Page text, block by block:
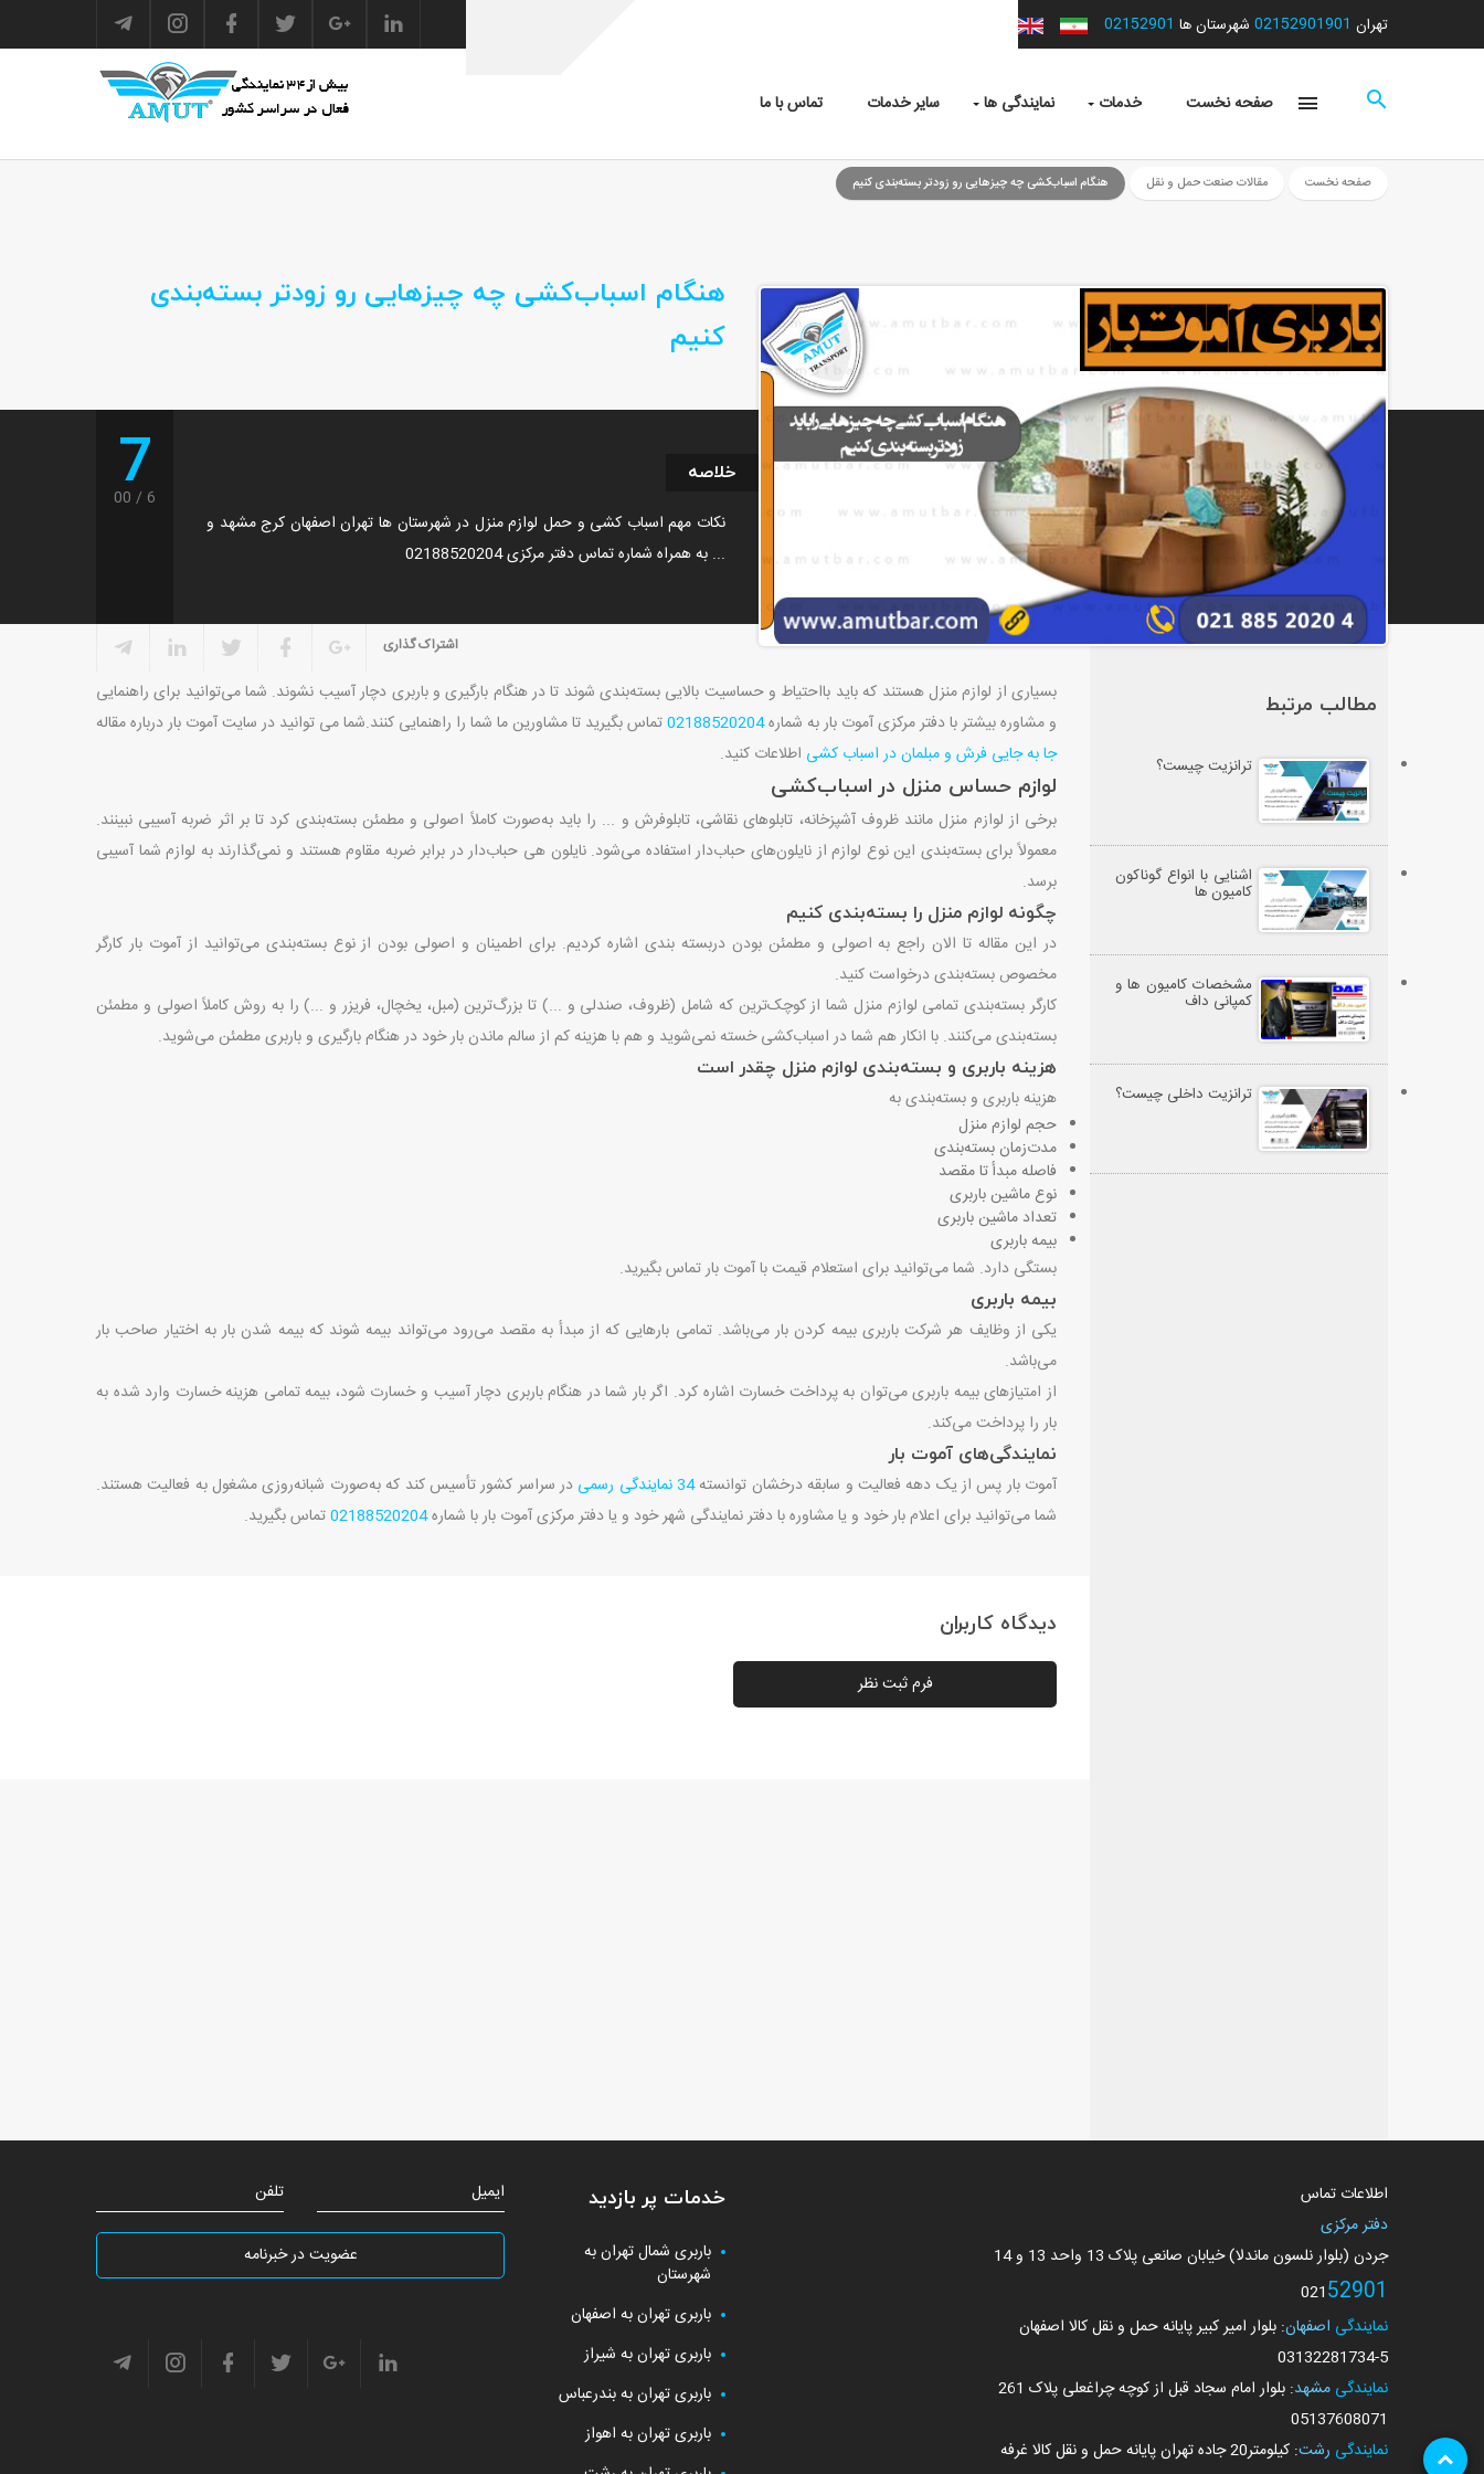
تهران 02152901901 شهرستان ها 02152901
صفحه نخست خدمات نمایندگی ها سایر خدمات تماس با ما
صفحه نخست مقالات صنعت حمل و نقل هنگام اسباب‌کشی چه چیزهایی رو زودتر بسته‌بندی کنیم
هنگام اسباب‌کشی چه چیزهایی رو زودتر بسته‌بندی
کنیم
خلاصه
نکات مهم اسباب کشی و حمل لوازم منزل در شهرستان ها تهران اصفهان کرج مشهد و
... به همراه شماره تماس دفتر مرکزی 02188520204
76
00
اشتراک گذاری
بسیاری از لوازم منزل هستند که باید بااحتیاط و حساسیت بالایی بسته‌بندی شوند تا در هنگام بارگیری و باربری دچار آسیب نشوند. شما می‌توانید برای راهنمایی
و مشاوره بیشتر با دفتر مرکزی آموت بار به شماره02188520204تماس بگیرید تا مشاورین ما شما را راهنمایی کنند.شما می توانید در سایت آموت بار درباره مقاله
جا به جایی فرش و مبلمان در اسباب کشی اطلاعات کنید.
لوازم حساس منزل در اسباب‌کشی
برخی از لوازم منزل مانند ظروف آشپزخانه، تابلوهای نقاشی، تابلوفرش و ... را باید به‌صورت کاملاً اصولی و مطمئن بسته‌بندی کرد تا بر اثر ضربه آسیبی نبینند.
معمولاً برای بسته‌بندی این نوع لوازم از نایلون‌های حباب‌دار استفاده می‌شود. نایلون هی حباب‌دار در برابر ضربه مقاوم هستند و نمی‌گذارند به لوازم شما آسیبی
برسد.
چگونه لوازم منزل را بسته‌بندی کنیم
در این مقاله تا الان راجع به اصولی و مطمئن بودن دربسته بندی اشاره کردیم. برای اطمینان و اصولی بودن از نوع بسته‌بندی می‌توانید از آموت بار کارگر
مخصوص بسته‌بندی درخواست کنید.
کارگر بسته‌بندی تمامی لوازم منزل شما از کوچک‌ترین که شامل (ظروف، صندلی و ...) تا بزرگ‌ترین (مبل، یخچال، فریزر و ...) را به روش کاملاً اصولی و مطمئن
بسته‌بندی می‌کنند. با انکار هم شما در اسباب‌کشی خسته نمی‌شوید و هم با هزینه کم از سالم ماندن بار خود در هنگام بارگیری و باربری مطمئن می‌شوید.
هزینه باربری و بسته‌بندی لوازم منزل چقدر است
هزینه باربری و بسته‌بندی به
حجم لوازم منزل
مدت‌زمان بسته‌بندی
فاصله مبدأ تا مقصد
نوع ماشین باربری
تعداد ماشین باربری
بیمه باربری
بستگی دارد. شما می‌توانید برای استعلام قیمت با آموت بار تماس بگیرید.
بیمه باربری
یکی از وظایف هر شرکت باربری بیمه کردن بار می‌باشد. تمامی بارهایی که از مبدأ به مقصد می‌رود می‌تواند بیمه شوند که بیمه شدن بار به اختیار صاحب بار
می‌باشد.
از امتیازهای بیمه باربری می‌توان به پرداخت خسارت اشاره کرد. اگر بار شما در هنگام باربری دچار آسیب و خسارت شود، بیمه تمامی هزینه خسارت وارد شده به
بار را پرداخت می‌کند.
نمایندگی‌های آموت بار
آموت بار پس از یک دهه فعالیت و سابقه درخشان توانسته34 نمایندگی رسمی
در سراسر کشور تأسیس کند که به‌صورت شبانه‌روزی مشغول به فعالیت هستند.
شما می‌توانید برای اعلام بار خود و یا مشاوره با دفتر نمایندگی شهر خود و یا دفتر مرکزی آموت بار با شماره02188520204تماس بگیرید.
دیدگاه کاربران
فرم ثبت نظر
مطالب مرتبط
ترانزیت چیست؟
اشنایی با انواع گوناکون
کامیون ها
مشخصات کامیون ها و
کمپانی داف
ترانزیت داخلی چیست؟
اطلاعات تماس
دفتر مرکزی
جردن (بلوار نلسون ماندلا) خیابان صانعی پلاک 13 واحد 13 و 14
02152901
نمایندگی اصفهان: بلوار امیر کبیر پایانه حمل و نقل کالا اصفهان
03132281734-5
نمایندگی مشهد: بلوار امام سجاد قبل از کوچه چراغعلی پلاک 261
05137608071
نمایندگی رشت: کیلومتر20 جاده تهران پایانه حمل و نقل کالا غرفه
خدمات پر بازدید
باربری شمال تهران به
شهرستان
باربری تهران به اصفهان
باربری تهران به شیراز
باربری تهران به بندرعباس
باربری تهران به اهواز
ایمیل تلفن
عضویت در خبرنامه